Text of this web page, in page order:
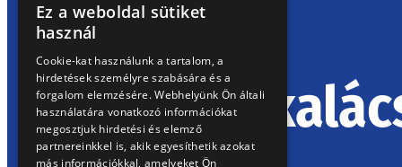
Mazsolás
SK
RO
Ez a weboldal sütiket
használ
Cookie-kat használunk a tartalom, a
hirdetések személyre szabására és a
forgalom elemzésére. Webhelyünk Ön általi
használatára vonatkozó információkat
megosztjuk hirdetési és elemző
partnereinkkel is, akik egyesíthetik azokat
más információkkal, amelyeket Ön